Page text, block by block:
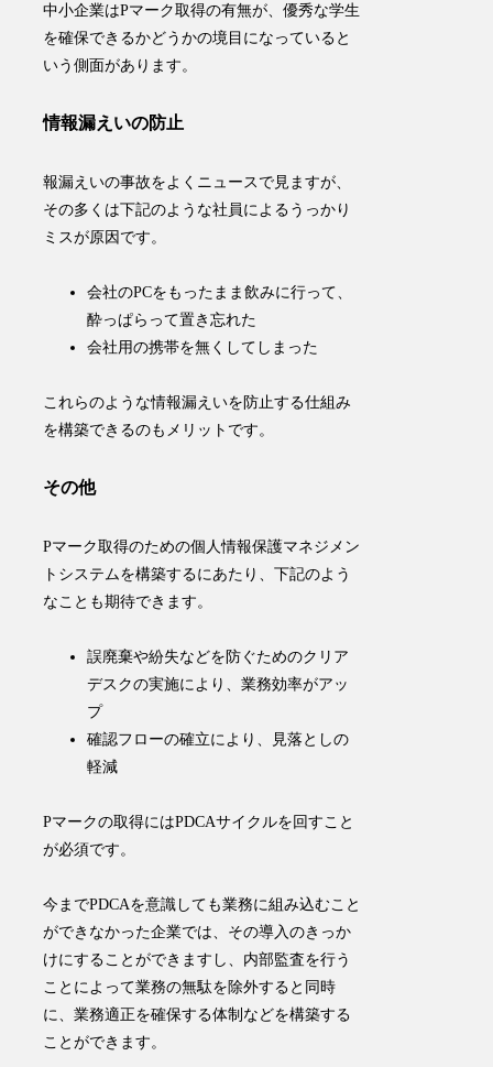
​中小企業はPマーク取得の有無が、優秀な学生
を確保できるかどうかの境目になっていると
いう側面があります。
情報漏えいの防止
報漏えいの事故をよくニュースで見ますが、
その多くは下記のような社員によるうっかり
ミスが原因です。
会社のPCをもったまま飲みに行って、
酔っぱらって置き忘れた
会社用の携帯を無くしてしまった
これらのような情報漏えいを防止する仕組み
を構築できるのもメリットです。
その他
Pマーク取得のための個人情報保護マネジメン
トシステムを構築するにあたり、下記のよう
なことも期待できます。
誤廃棄や紛失などを防ぐためのクリア
デスクの実施により、業務効率がアッ
プ
確認フローの確立により、見落としの
軽減
Pマークの取得にはPDCAサイクルを回すこと
が必須です。
​今までPDCAを意識しても業務に組み込むこと
ができなかった企業では、その導入のきっか
けにすることができますし、内部監査を行う
ことによって業務の無駄を除外すると同時
に、業務適正を確保する体制などを構築する
ことができます。